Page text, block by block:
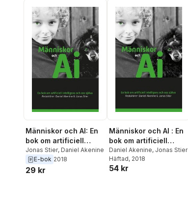
Människor och AI: En
bok om artificiell
intelligens och oss
själva
Jonas Stier, Daniel Akenine
E-bok 2018
29 kr
Människor och AI : En
bok om artificiell
intelligens och oss
själva
Daniel Akenine, Jonas Stier
Häftad, 2018
54 kr